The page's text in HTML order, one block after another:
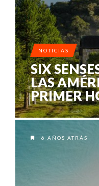
NOTICIAS
SIX
LAS
PRIMER
6 AÑOS ATRÁS